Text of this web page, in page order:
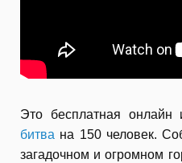
Это бесплатная
битва на 150 человек.
загадочном и огромном